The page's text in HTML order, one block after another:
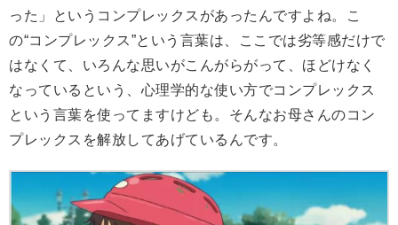
った」というコンプレックスがあったんですよね。こ
の“コンプレックス”という言葉は、ここでは劣等感だけで
はなくて、いろんな思いがこんがらがって、ほどけなく
なっているという、心理学的な使い方でコンプレックス
という言葉を使ってますけども。そんなお母さんのコン
プレックスを解放してあげているんです。